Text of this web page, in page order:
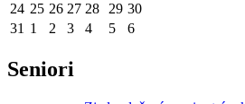
24 25 26 27 28 29 30
31 1 2 3 4 5 6
Seniori